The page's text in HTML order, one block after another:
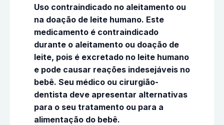
Uso contraindicado no aleitamento ou
na doação de leite humano. Este
medicamento é contraindicado
durante o aleitamento ou doação de
leite, pois é excretado no leite humano
e pode causar reações indesejáveis no
bebê. Seu médico ou cirurgião-
dentista deve apresentar alternativas
para o seu tratamento ou para a
alimentação do bebê.